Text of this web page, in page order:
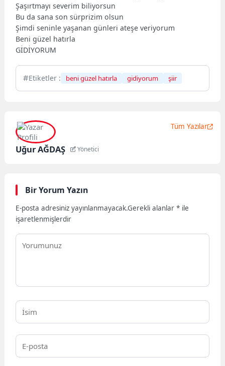
Şaşırtmayı severim biliyorsun
Bu da sana son sürprizim olsun
Şimdi seninle yaşanan günleri ateşe veriyorum
Beni güzel hatırla
GİDİYORUM
Etiketler : beni güzel hatırla gidiyorum şiir
Uğur AĞDAŞ Yönetici
Tüm Yazılar
Bir Yorum Yazın
E-posta adresiniz yayınlanmayacak.Gerekli alanlar* ile
işaretlenmişlerdir